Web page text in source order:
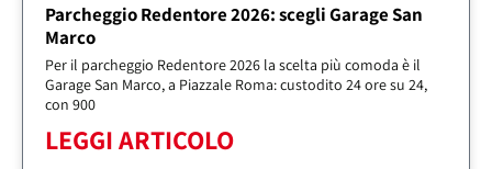
Parcheggio Redentore 2026: scegli Garage San
Marco
Per il parcheggio Redentore 2026 la scelta più comoda è il
Garage San Marco, a Piazzale Roma: custodito 24 ore su 24,
con 900
LEGGI ARTICOLO